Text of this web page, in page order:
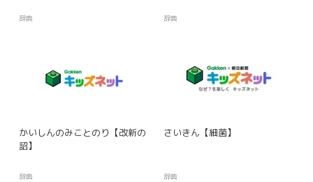
辞典 辞典
かいしんのみことのり【改新の
詔】
辞典
さいきん【細菌】
辞典